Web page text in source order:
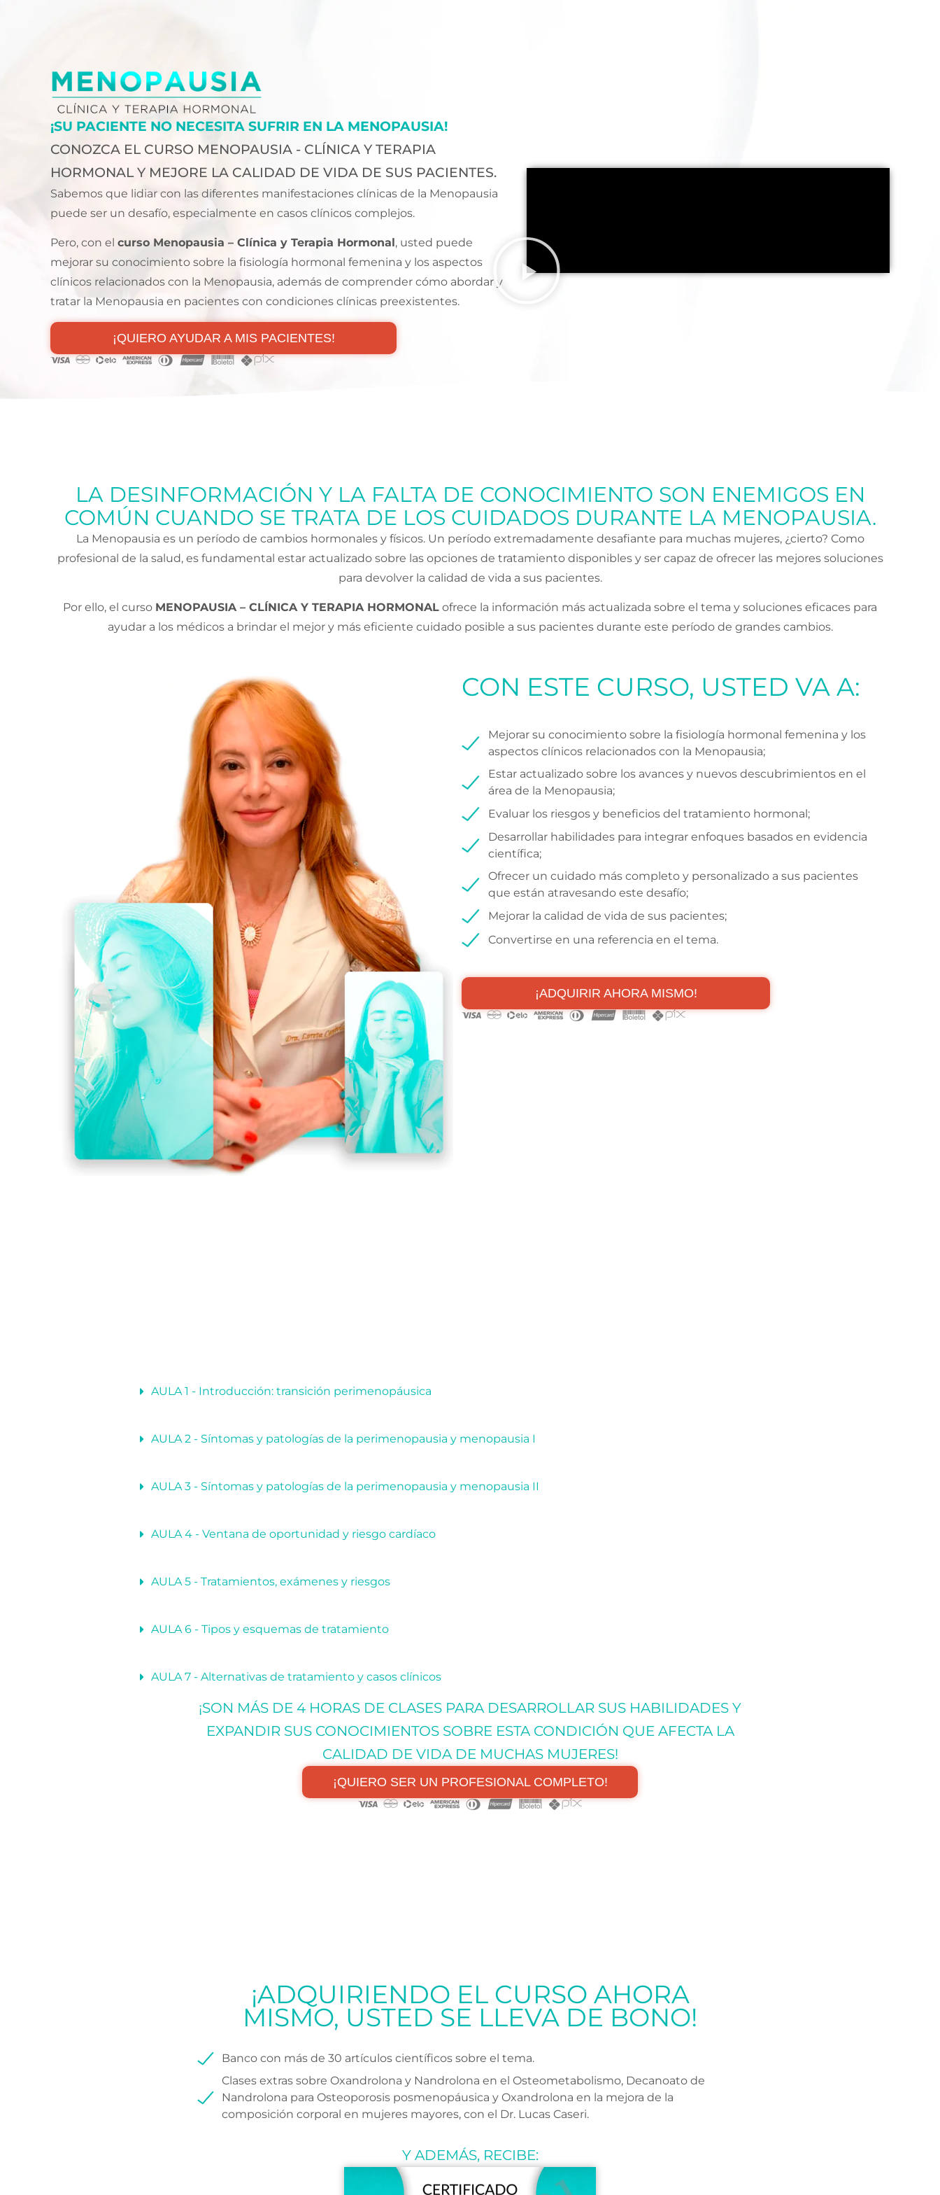
¡SU PACIENTE NO NECESITA SUFRIR EN LA MENOPAUSIA!
CONOZCA EL CURSO MENOPAUSIA - CLÍNICA Y TERAPIA
HORMONAL Y MEJORE LA CALIDAD DE VIDA DE SUS PACIENTES.
Sabemos que lidiar con las diferentes manifestaciones clínicas de la Menopausia
puede ser un desafío, especialmente en casos clínicos complejos.
Pero, con el curso Menopausia – Clínica y Terapia Hormonal , usted puede
mejorar su conocimiento sobre la fisiología hormonal femenina y los aspectos
clínicos relacionados con la Menopausia, además de comprender cómo abordar y
tratar la Menopausia en pacientes con condiciones clínicas preexistentes.
¡QUIERO AYUDAR A MIS PACIENTES!
LA DESINFORMACIÓN Y LA FALTA DE CONOCIMIENTO SON ENEMIGOS EN
COMÚN CUANDO SE TRATA DE LOS CUIDADOS DURANTE LA MENOPAUSIA.
La Menopausia es un período de cambios hormonales y físicos. Un período extremadamente desafiante para muchas mujeres, ¿cierto? Como
profesional de la salud, es fundamental estar actualizado sobre las opciones de tratamiento disponibles y ser capaz de ofrecer las mejores soluciones
para devolver la calidad de vida a sus pacientes.
Por ello, el curso MENOPAUSIA – CLÍNICA Y TERAPIA HORMONAL ofrece la información más actualizada sobre el tema y soluciones eficaces para
ayudar a los médicos a brindar el mejor y más eficiente cuidado posible a sus pacientes durante este período de grandes cambios.
CON ESTE CURSO, USTED VA A:
Mejorar su conocimiento sobre la fisiología hormonal femenina y los
aspectos clínicos relacionados con la Menopausia;
Estar actualizado sobre los avances y nuevos descubrimientos en el
área de la Menopausia;
Evaluar los riesgos y beneficios del tratamiento hormonal;
Desarrollar habilidades para integrar enfoques basados en evidencia
científica;
Ofrecer un cuidado más completo y personalizado a sus pacientes
que están atravesando este desafío;
Mejorar la calidad de vida de sus pacientes;
Convertirse en una referencia en el tema.
¡ADQUIRIR AHORA MISMO!
AULA 1 - Introducción: transición perimenopáusica
AULA 2 - Síntomas y patologías de la perimenopausia y menopausia I
AULA 3 - Síntomas y patologías de la perimenopausia y menopausia II
AULA 4 - Ventana de oportunidad y riesgo cardíaco
AULA 5 - Tratamientos, exámenes y riesgos
AULA 6 - Tipos y esquemas de tratamiento
AULA 7 - Alternativas de tratamiento y casos clínicos
¡SON MÁS DE 4 HORAS DE CLASES PARA DESARROLLAR SUS HABILIDADES Y
EXPANDIR SUS CONOCIMIENTOS SOBRE ESTA CONDICIÓN QUE AFECTA LA
CALIDAD DE VIDA DE MUCHAS MUJERES!
¡QUIERO SER UN PROFESIONAL COMPLETO!
¡ADQUIRIENDO EL CURSO AHORA
MISMO, USTED SE LLEVA DE BONO!
Banco con más de 30 artículos científicos sobre el tema.
Clases extras sobre Oxandrolona y Nandrolona en el Osteometabolismo, Decanoato de
Nandrolona para Osteoporosis posmenopáusica y Oxandrolona en la mejora de la
composición corporal en mujeres mayores, con el Dr. Lucas Caseri.
Y ADEMÁS, RECIBE: